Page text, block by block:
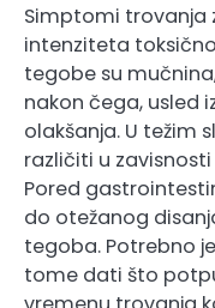
Simptomi trovanja
intenziteta
tegobe su
nakon čega, usled
olakšanja. U težim
različiti u
Pored
do otežanog
tegoba. Potrebno
tome dati što